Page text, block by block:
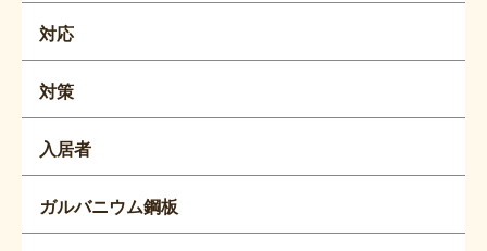
対応
対策
入居者
ガルバニウム鋼板